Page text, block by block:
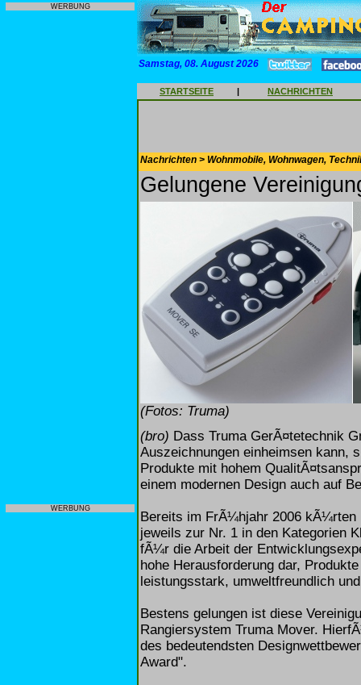
WERBUNG
WERBUNG
Samstag, 08. August 2026
STARTSEITE | NACHRICHTEN
Nachrichten > Wohnmobile, Wohnwagen,
Gelungene
(Fotos: Truma)
(bro) Dass Truma GerÃ¤tetechnik
Auszeichnungen einheimsen kann,
Produkte mit hohem
einem modernen Design auch auf
Bereits im FrÃ¼hjahr 2006 kÃ¼rten
jeweils zur Nr. 1 in den Kategorien
fÃ¼r die Arbeit der
hohe Herausforderung dar,
leistungsstark, umweltfreundlich
Bestens gelungen ist diese
Rangiersystem Truma Mover.
des bedeutendsten
Award".